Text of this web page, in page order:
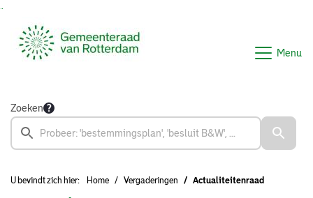
Menu
Zoeken
U bevindt zich hier: Home Vergaderingen Actualiteitenraad